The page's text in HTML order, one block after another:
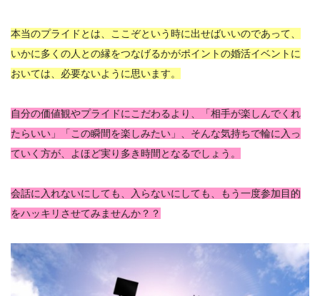
本当のプライドとは、ここぞという時に出せばいいのであって、
いかに多くの人との縁をつなげるかがポイントの婚活イベントに
おいては、必要ないように思います。
自分の価値観やプライドにこだわるより、「相手が楽しんでくれ
たらいい」「この瞬間を楽しみたい」、そんな気持ちで輪に入っ
ていく方が、よほど実り多き時間となるでしょう。
会話に入れないにしても、入らないにしても、もう一度参加目的
をハッキリさせてみませんか？？